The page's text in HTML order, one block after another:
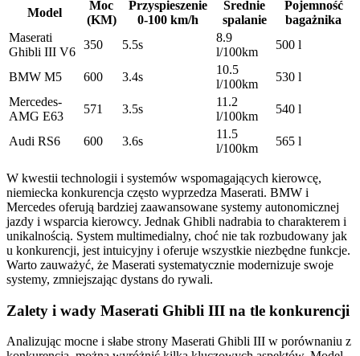
Model
Moc
(KM)
Przyspieszenie
0-100 km/h
Średnie
spalanie
Pojemność
bagażnika
Maserati
Ghibli III V6
350 5.5s
8.9
l/100km
500 l
BMW M5 600 3.4s
10.5
l/100km
530 l
Mercedes-
AMG E63
571 3.5s
11.2
l/100km
540 l
Audi RS6 600 3.6s
11.5
l/100km
565 l
W kwestii technologii i systemów wspomagających kierowcę,
niemiecka konkurencja często wyprzedza Maserati. BMW i
Mercedes oferują bardziej zaawansowane systemy autonomicznej
jazdy i wsparcia kierowcy. Jednak Ghibli nadrabia to charakterem i
unikalnością. System multimedialny, choć nie tak rozbudowany jak
u konkurencji, jest intuicyjny i oferuje wszystkie niezbędne funkcje.
Warto zauważyć, że Maserati systematycznie modernizuje swoje
systemy, zmniejszając dystans do rywali.
Zalety i wady Maserati Ghibli III na tle konkurencji
Analizując mocne i słabe strony Maserati Ghibli III w porównaniu z